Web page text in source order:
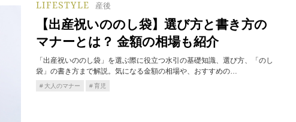
LIFESTYLE 産後
【出産祝いののし袋】選び方と書き方の
マナーとは？ 金額の相場も紹介
「出産祝いののし袋」を選ぶ際に役立つ水引の基礎知識、選び方、「のし
袋」の書き方まで解説。気になる金額の相場や、おすすめの…
大人のマナー 育児